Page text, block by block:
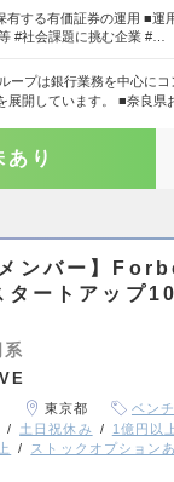
有する有価証券の運用 ■運
#社会課題に挑む企業 #…
ープは銀行業務を中心に
展開しています。 ■奈良県
あり
メンバー】
ートアップ
東京都 ベン
土日祝休み 1億円以
ストックオプション